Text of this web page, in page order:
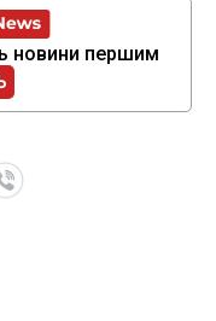
новини першим